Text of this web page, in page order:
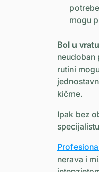
mogu
Bol u
neudoban
rutini
kičme.
Ipak bez
nerava i